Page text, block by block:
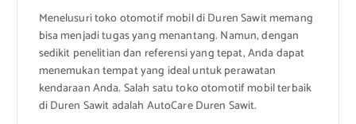
Menelusuri toko otomotif mobil di Duren Sawit memang
bisa menjadi tugas yang menantang. Namun, dengan
sedikit penelitian dan referensi yang tepat, Anda dapat
menemukan tempat yang ideal untuk perawatan
kendaraan Anda. Salah satu toko otomotif mobil terbaik
di Duren Sawit adalah AutoCare Duren Sawit.